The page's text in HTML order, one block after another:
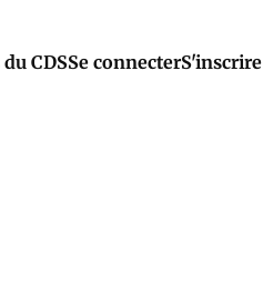
CDSSe connecterS'inscrire